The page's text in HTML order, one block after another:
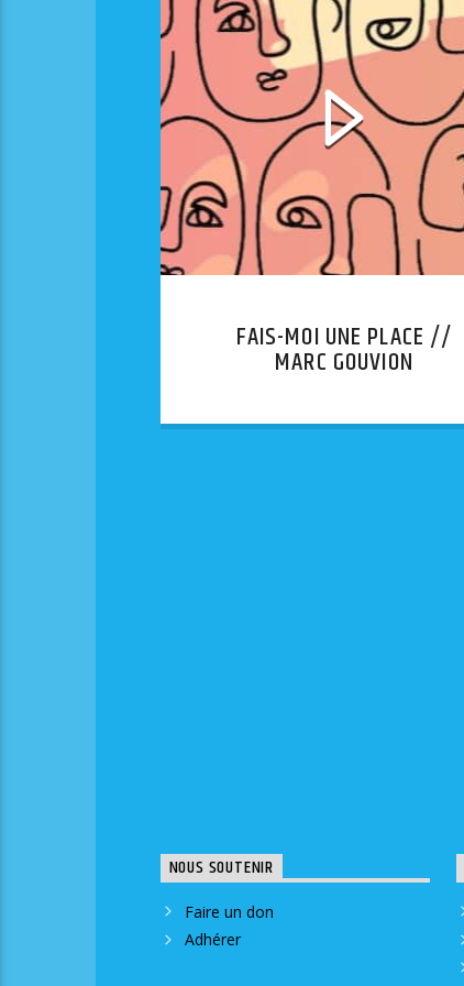
FAIS-MOI UNE PLACE //
MARC GOUVION
NOUS SOUTENIR
Faire un don
Adhérer